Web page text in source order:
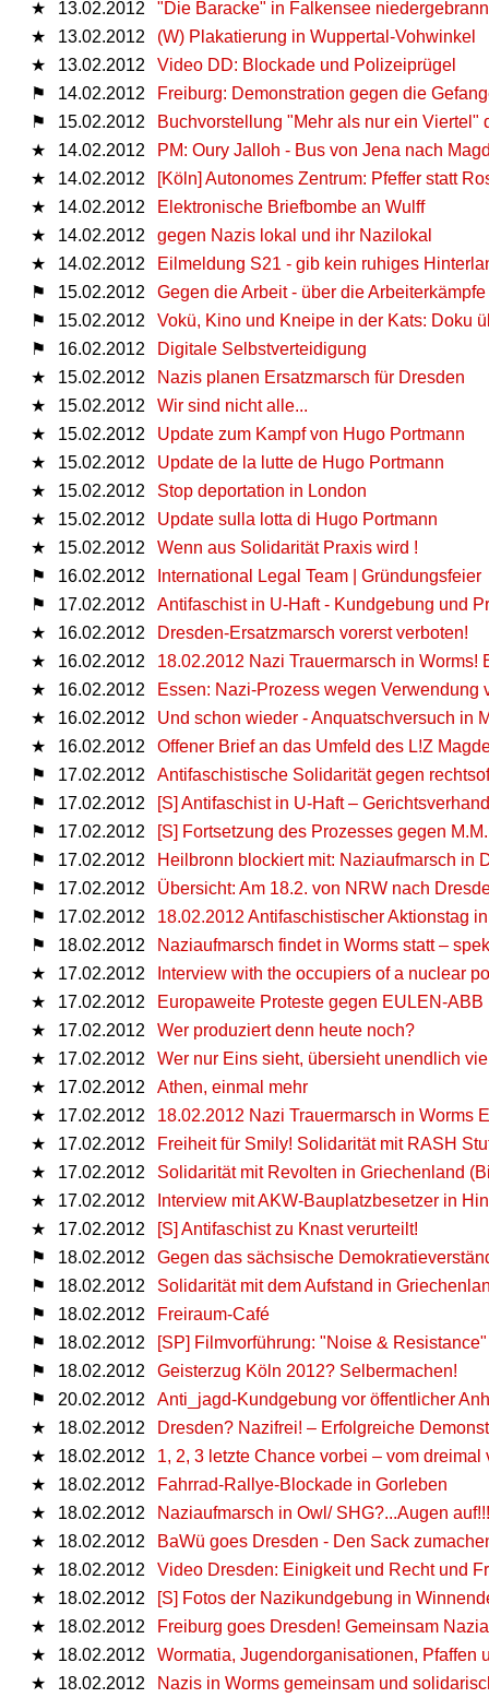
★ 13.02.2012
"Die Baracke" in Falkensee
★
13.02.2012
(W) Plakatierung in Wuppertal-Vohwinkel
★
13.02.2012
Video DD: Blockade und Polizeiprügel
⚑
14.02.2012
Freiburg: Demonstration gegen die
⚑
15.02.2012
Buchvorstellung "Mehr als nur ein Viertel"
★
14.02.2012
PM: Oury Jalloh - Bus von Jena nach
★
14.02.2012
[Köln] Autonomes Zentrum: Pfeffer statt
★
14.02.2012
Elektronische Briefbombe an Wulff
★
14.02.2012
gegen Nazis lokal und ihr Nazilokal
★
14.02.2012
Eilmeldung S21 - gib kein ruhiges
⚑
15.02.2012
Gegen die Arbeit - über die
⚑
15.02.2012
Vokü, Kino und Kneipe in der Kats: Doku
⚑
16.02.2012
Digitale Selbstverteidigung
★
15.02.2012
Nazis planen Ersatzmarsch für Dresden
★
15.02.2012
Wir sind nicht alle...
★
15.02.2012
Update zum Kampf von Hugo Portmann
★
15.02.2012
Update de la lutte de Hugo Portmann
★
15.02.2012
Stop deportation in London
★
15.02.2012
Update sulla lotta di Hugo Portmann
★
15.02.2012
Wenn aus Solidarität Praxis wird !
⚑
16.02.2012
International Legal Team | Gründungsfeier
⚑
17.02.2012
Antifaschist in U-Haft - Kundgebung und
★
16.02.2012
Dresden-Ersatzmarsch vorerst verboten!
★
16.02.2012
18.02.2012 Nazi Trauermarsch in
★
16.02.2012
Essen: Nazi-Prozess wegen
★
16.02.2012
Und schon wieder - Anquatschversuch in
★
16.02.2012
Offener Brief an das Umfeld des L!Z
⚑
17.02.2012
Antifaschistische Solidarität gegen
⚑
17.02.2012
[S] Antifaschist in U-Haft –
⚑
17.02.2012
[S] Fortsetzung des Prozesses gegen M.M.
⚑
17.02.2012
Heilbronn blockiert mit: Naziaufmarsch in
⚑
17.02.2012
Übersicht: Am 18.2. von NRW nach
⚑
17.02.2012
18.02.2012 Antifaschistischer Aktionstag
⚑
18.02.2012
Naziaufmarsch findet in Worms statt –
★
17.02.2012
Interview with the occupiers of a nuclear
★
17.02.2012
Europaweite Proteste gegen EULEN-ABB
★
17.02.2012
Wer produziert denn heute noch?
★
17.02.2012
Wer nur Eins sieht, übersieht unendlich
★
17.02.2012
Athen, einmal mehr
★
17.02.2012
18.02.2012 Nazi Trauermarsch in Worms
★
17.02.2012
Freiheit für Smily! Solidarität mit RASH
★
17.02.2012
Solidarität mit Revolten in Griechenland
★
17.02.2012
Interview mit AKW-Bauplatzbesetzer in
★
17.02.2012
[S] Antifaschist zu Knast verurteilt!
⚑
18.02.2012
Gegen das sächsische
⚑
18.02.2012
Solidarität mit dem Aufstand in
⚑
18.02.2012
Freiraum-Café
⚑
18.02.2012
[SP] Filmvorführung: "Noise & Resistance"
⚑
18.02.2012
Geisterzug Köln 2012? Selbermachen!
⚑
20.02.2012
Anti_jagd-Kundgebung vor öffentlicher
★
18.02.2012
Dresden? Nazifrei! – Erfolgreiche
★
18.02.2012
1, 2, 3 letzte Chance vorbei – vom
★
18.02.2012
Fahrrad-Rallye-Blockade in Gorleben
★
18.02.2012
Naziaufmarsch in Owl/ SHG?...Augen auf!!!
★
18.02.2012
BaWü goes Dresden - Den Sack
★
18.02.2012
Video Dresden: Einigkeit und Recht und
★
18.02.2012
[S] Fotos der Nazikundgebung in
★
18.02.2012
Freiburg goes Dresden! Gemeinsam
★
18.02.2012
Wormatia, Jugendorganisationen, Pfaffen
★
18.02.2012
Nazis in Worms gemeinsam und